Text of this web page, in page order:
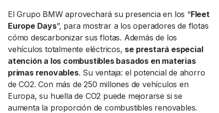
El Grupo BMW aprovechará su presencia en los “Fleet
Europe Days”, para mostrar a los operadores de flotas
cómo descarbonizar sus flotas. Además de los
vehículos totalmente eléctricos, se prestará especial
atención a los combustibles basados en materias
primas renovables. Su ventaja: el potencial de ahorro
de CO2. Con más de 250 millones de vehículos en
Europa, su huella de CO2 puede mejorarse si se
aumenta la proporción de combustibles renovables.